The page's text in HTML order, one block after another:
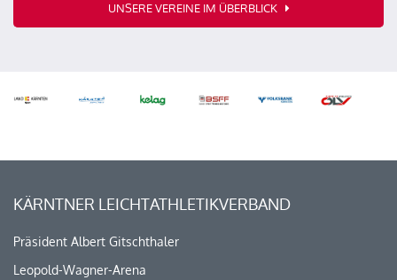
UNSERE VEREINE IM ÜBERBLICK
KÄRNTNER LEICHTATHLETIKVERBAND
Präsident Albert Gitschthaler
Leopold-Wagner-Arena